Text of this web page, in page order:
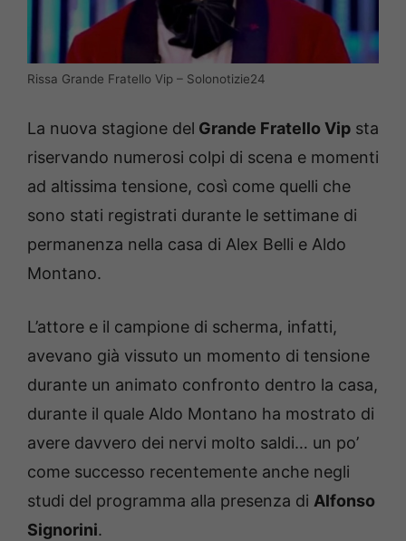
Rissa Grande Fratello Vip – Solonotizie24
La nuova stagione del Grande Fratello Vip sta
riservando numerosi colpi di scena e momenti
ad altissima tensione, così come quelli che
sono stati registrati durante le settimane di
permanenza nella casa di Alex Belli e Aldo
Montano.
L’attore e il campione di scherma, infatti,
avevano già vissuto un momento di tensione
durante un animato confronto dentro la casa,
durante il quale Aldo Montano ha mostrato di
avere davvero dei nervi molto saldi… un po’
come successo recentemente anche negli
studi del programma alla presenza di Alfonso
Signorini.